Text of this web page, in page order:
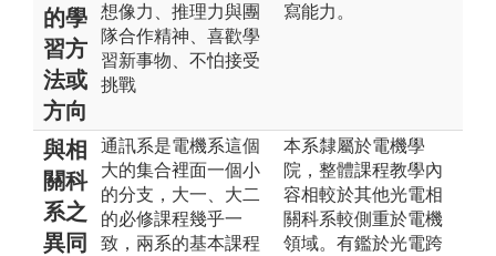
的學
習方
法或
方向
想像力、推理力與團
隊合作精神、喜歡學
習新事物、不怕接受
挑戰
寫能力。
與相
關科
系之
異同
通訊系是電機系這個
大的集合裡面一個小
的分支，大一、大二
的必修課程幾乎一
致，兩系的基本課程
本系隸屬於電機學
院，整體課程教學內
容相較於其他光電相
關科系較側重於電機
領域。有鑑於光電跨